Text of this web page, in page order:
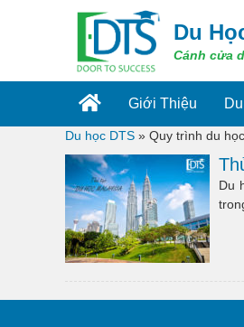
Du
Cánh cửa
Giới Thiệu
Du học DTS » Quy trình du
Du